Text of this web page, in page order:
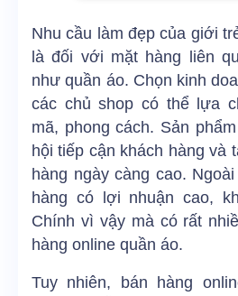
Nhu cầu làm đẹp của giới
là đối với mặt hàng liên
như quần áo. Chọn kinh
các chủ shop có thể lựa
mã, phong cách. Sản
hội tiếp cận khách hàng và
hàng ngày càng cao.
hàng có lợi nhuận cao,
Chính vì vậy mà có rất
hàng online quần áo.
Tuy nhiên, bán hàng